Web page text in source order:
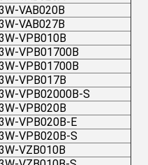
VAB020B
VAB027B
VPB010B
VPB01700B
VPB01700B
VPB017B
VPB02000B-S
VPB020B
VPB020B-E
VPB020B-S
VZB010B